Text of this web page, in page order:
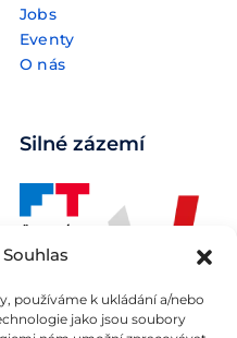
používáme k ukládání a/nebo
jako jsou soubory
Jobs
Eventy
O nás
Silné zázemí